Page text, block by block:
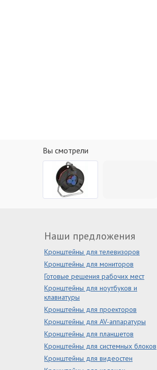
Вы смотрели
Наши предложения
Кронштейны для телевизоров
Кронштейны для мониторов
Готовые решения рабочих мест
Кронштейны для ноутбуков и
клавиатуры
Кронштейны для проекторов
Кронштейны для AV-аппаратуры
Кронштейны для планшетов
Кронштейны для системных блоков
Кронштейны для видеостен